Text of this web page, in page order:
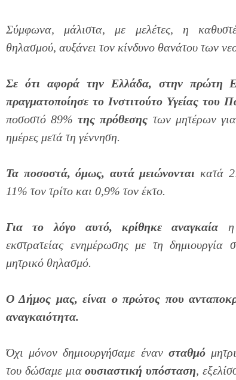
Σύμφωνα, μάλιστα, με μελέτες, η
θηλασμού, αυξάνει τον κίνδυνο θανάτου των
Σε ότι αφορά την Ελλάδα, στην πρώτη
πραγματοποίησε το Ινστιτούτο Υγείας του
ποσοστό 89%της πρόθεσης των μητέρων
ημέρες μετά τη γέννηση.
Τα ποσοστά, όμως, αυτά μειώνονται κατά
11% τον τρίτο και 0,9% τον έκτο.
Για το λόγο αυτό, κρίθηκε αναγκαία η
εκστρατείας ενημέρωσης με τη δημιουργία
μητρικό θηλασμό.
Ο Δήμος μας, είναι ο πρώτος που
αναγκαιότητα.
Όχι μόνον δημιουργήσαμε έναν σταθμό
του δώσαμε μιαουσιαστική υπόσταση,